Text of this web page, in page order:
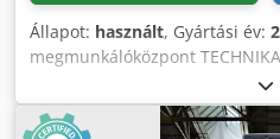
Állapot: használt, Gyártási év:
megmunkálóközpont
HSK-E32 Sebesség: 100 -
3,0 / 4,5 kW Szerszámváltó
szerszámcsere idő: 1,8 mp